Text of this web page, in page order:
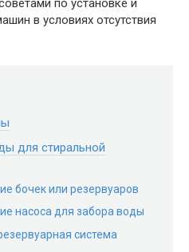
по установке и
в условиях отсутствия
для стиральной
бочек или резервуаров
насоса для забора воды
система